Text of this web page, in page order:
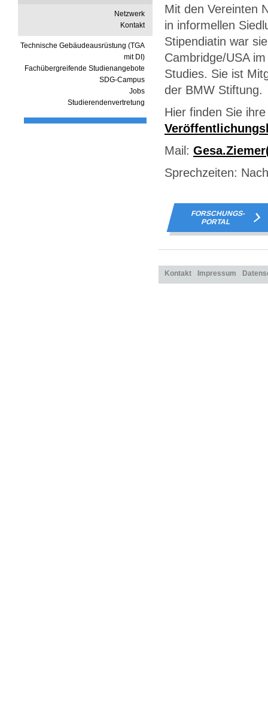
Netzwerk
Kontakt
Technische Gebäudeausrüstung (TGA
mit DI)
Fachübergreifende Studienangebote
SDG-Campus
Jobs
Studierendenvertretung
Mit den Vereinten
in informellen
Stipendiatin war
Cambridge/USA
Studies. Sie ist
der BMW Stiftung.
Hier finden Sie
Mail:
Sprechzeiten:
FORSCHUNGS-
PORTAL
Kontakt Impressum